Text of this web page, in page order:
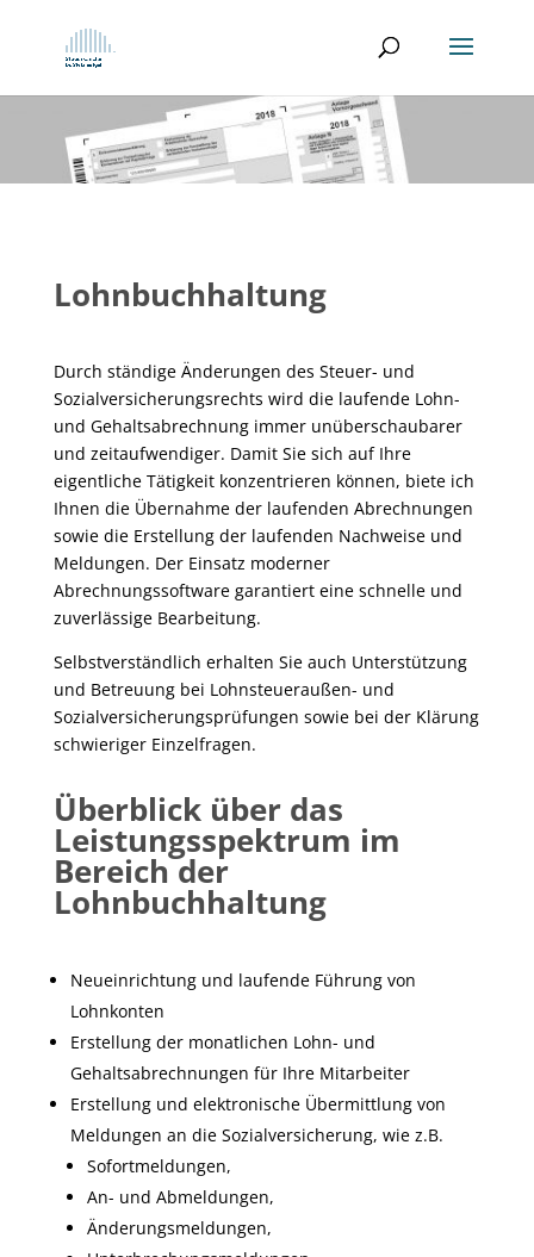
Lohnbuchhaltung
Durch ständige Änderungen des Steuer- und
Sozialversicherungsrechts wird die laufende Lohn-
und Gehaltsabrechnung immer unüberschaubarer
und zeitaufwendiger. Damit Sie sich auf Ihre
eigentliche Tätigkeit konzentrieren können, biete ich
Ihnen die Übernahme der laufenden Abrechnungen
sowie die Erstellung der laufenden Nachweise und
Meldungen. Der Einsatz moderner
Abrechnungssoftware garantiert eine schnelle und
zuverlässige Bearbeitung.
Selbstverständlich erhalten Sie auch Unterstützung
und Betreuung bei Lohnsteueraußen- und
Sozialversicherungsprüfungen sowie bei der Klärung
schwieriger Einzelfragen.
Überblick über das
Leistungsspektrum im
Bereich der
Lohnbuchhaltung
Neueinrichtung und laufende Führung von
Lohnkonten
Erstellung der monatlichen Lohn- und
Gehaltsabrechnungen für Ihre Mitarbeiter
Erstellung und elektronische Übermittlung von
Meldungen an die Sozialversicherung, wie z.B.
Sofortmeldungen,
An- und Abmeldungen,
Änderungsmeldungen,